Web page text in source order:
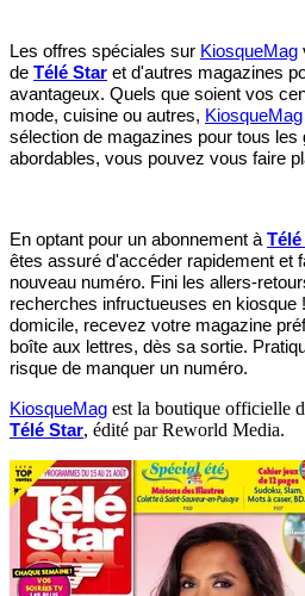
Les offres spéciales sur KiosqueMag
de Télé Star et d'autres magazines
avantageux. Quels que soient vos
mode, cuisine ou autres, KiosqueMag
sélection de magazines pour tous les
abordables, vous pouvez vous faire
En optant pour un abonnement à
êtes assuré d'accéder rapidement et
nouveau numéro. Fini les allers-
recherches infructueuses en kiosque
domicile, recevez votre magazine
boîte aux lettres, dès sa sortie.
risque de manquer un numéro.
KiosqueMag est la boutique officielle
Télé Star, édité par Reworld Media.